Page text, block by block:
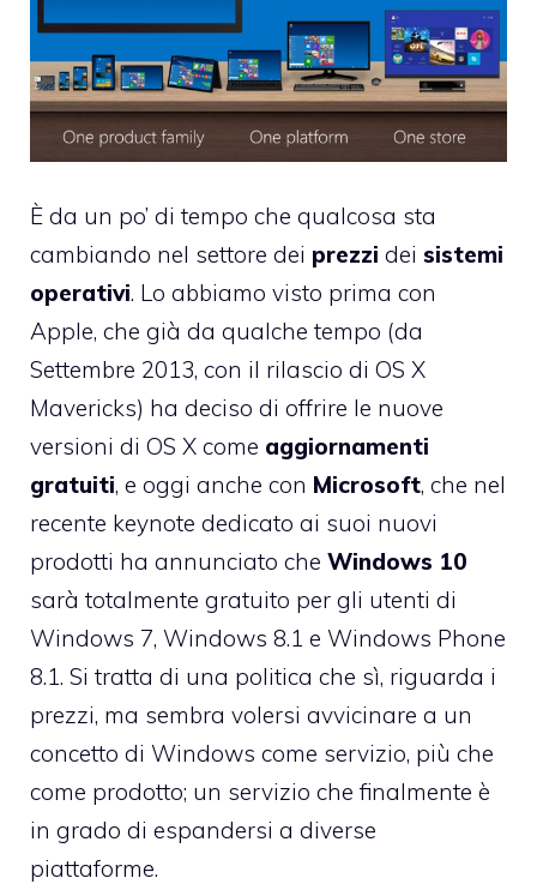
È da un po’ di tempo che qualcosa sta
cambiando nel settore dei prezzi dei sistemi
operativi. Lo abbiamo visto prima con
Apple, che già da qualche tempo (da
Settembre 2013, con il rilascio di OS X
Mavericks) ha deciso di offrire le nuove
versioni di OS X come aggiornamenti
gratuiti, e oggi anche con Microsoft, che nel
recente keynote dedicato ai suoi nuovi
prodotti ha annunciato che Windows 10
sarà totalmente gratuito per gli utenti di
Windows 7, Windows 8.1 e Windows Phone
8.1. Si tratta di una politica che sì, riguarda i
prezzi, ma sembra volersi avvicinare a un
concetto di Windows come servizio, più che
come prodotto; un servizio che finalmente è
in grado di espandersi a diverse
piattaforme.